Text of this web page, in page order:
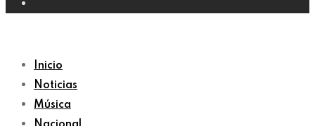
Inicio
Noticias
Música